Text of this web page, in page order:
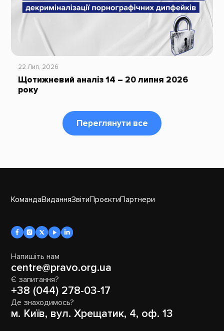
22 Лип, 2026
Щотижневий аналіз 14 – 20 липня 2026
року
Переглянути все
КомандаВиданняЗвітиПроєктиПартнери
Напишіть нам
centre@pravo.org.ua
Є запитання?
+38 (044) 278-03-17
Де знаходимось?
м. Київ, вул. Хрещатик, 4, оф. 13